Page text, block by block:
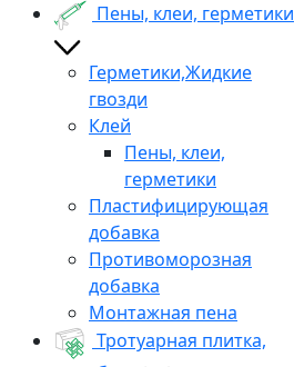
Пены, клеи, герметики
Герметики,Жидкие
гвозди
Клей
Пены, клеи,
герметики
Пластифицирующая
добавка
Противоморозная
добавка
Монтажная пена
Тротуарная плитка,